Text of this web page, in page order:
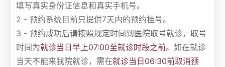
填写真实身份证信息和真实手机号。
2 - 预约系统目前只提供7天内的预约挂号。
3 - 预约成功后请按照规定时间到医院取号就诊，取号
时间为就诊当日早上07:00至就诊时段之前。如在就诊
当天不能来我院就诊，需在就诊当日06:30前取消预